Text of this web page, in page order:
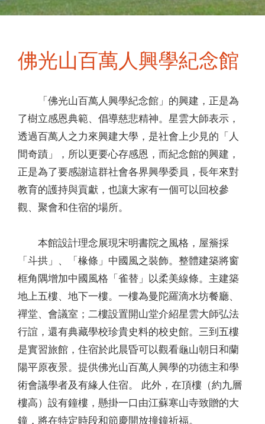
佛光山百萬人興學紀念館
「佛光山百萬人興學紀念館」的興建，正是為
了樹立感恩典範、倡導慈悲精神。星雲大師表示，
透過百萬人之力來興建大學，是社會上少見的「人
間奇蹟」，所以更要心存感恩，而紀念館的興建，
正是為了要感謝這群社會各界興學委員，長年來對
教育的護持與貢獻，也讓大家有一個可以回校參
觀、聚會和住宿的場所。
本館設計理念展現宋明書院之風格，屋簷採
「斗拱」、「椽條」中國風之裝飾。整體建築將窗
框角隅增加中國風格「雀替」以柔美線條。主建築
地上五樓、地下一樓。一樓為曼陀羅滴水坊餐廳、
禪堂、會議室；二樓設置開山堂介紹星雲大師弘法
行誼，還有典藏學校珍貴史料的校史館。三到五樓
是實習旅館，住宿於此晨昏可以觀看龜山朝日和蘭
陽平原夜景。提供佛光山百萬人興學的功德主和學
術會議學者及有緣人住宿。 此外，在頂樓（約九層
樓高）設有鐘樓，懸掛一口由江蘇寒山寺致贈的大
鐘，將在特定時段和節慶開放撞鐘祈福。